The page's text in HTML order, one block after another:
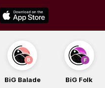
BiG Balade BiG Folk